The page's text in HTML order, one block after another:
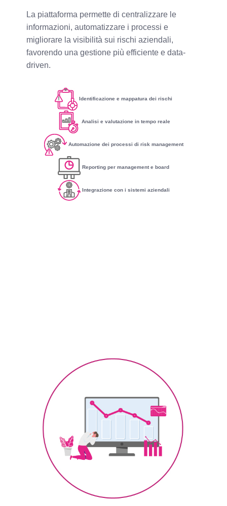
La piattaforma permette di centralizzare le
informazioni, automatizzare i processi e
migliorare la visibilità sui rischi aziendali,
favorendo una gestione più efficiente e data-
driven.
Identificazione e mappatura dei rischi
Analisi e valutazione in tempo reale
Automazione dei processi di risk management
Reporting per management e board
Integrazione con i sistemi aziendali